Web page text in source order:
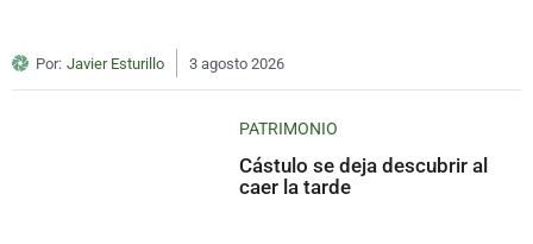
Por: Javier Esturillo 3 agosto 2026
PATRIMONIO
Cástulo se deja descubrir al
caer la tarde